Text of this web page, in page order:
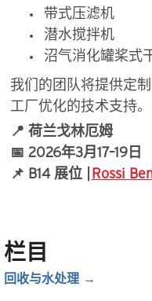
带式压滤机
潜水搅拌机
沼气消化罐桨式
我们的团队将提供定
工厂优化的技术支持。
📍 荷兰戈林厄姆
📅 2026年3月17–19日
📌 B14 展位 |
Rossi
栏目
回收与水处理